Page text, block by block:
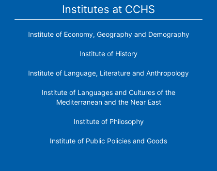
Institutes at CCHS
Institute of Economy, Geography and Demography
Institute of History
Institute of Language, Literature and Anthropology
Institute of Languages ​​and Cultures of the
Mediterranean and the Near East
Institute of Philosophy
Institute of Public Policies and Goods